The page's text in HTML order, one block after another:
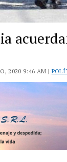
2020 9:46 AM |